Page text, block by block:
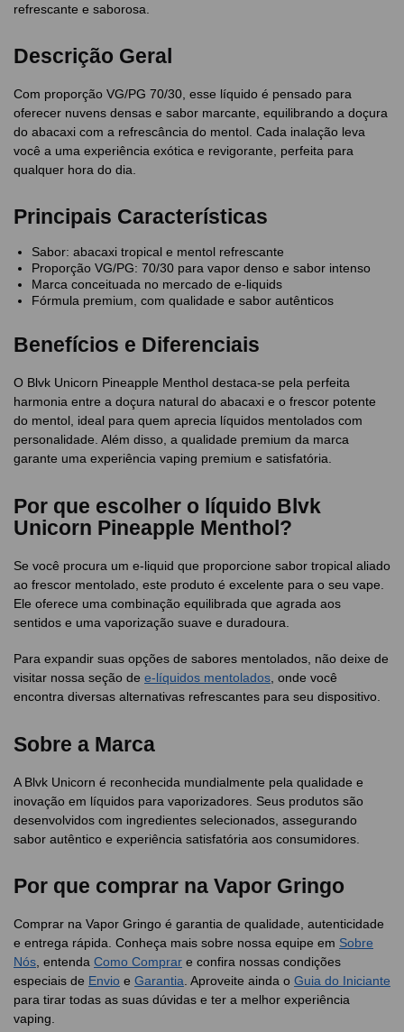
refrescante e saborosa.
Descrição Geral
Com proporção VG/PG 70/30, esse líquido é pensado para
oferecer nuvens densas e sabor marcante, equilibrando a doçura
do abacaxi com a refrescância do mentol. Cada inalação leva
você a uma experiência exótica e revigorante, perfeita para
qualquer hora do dia.
Principais Características
Sabor: abacaxi tropical e mentol refrescante
Proporção VG/PG: 70/30 para vapor denso e sabor intenso
Marca conceituada no mercado de e-liquids
Fórmula premium, com qualidade e sabor autênticos
Benefícios e Diferenciais
O Blvk Unicorn Pineapple Menthol destaca-se pela perfeita
harmonia entre a doçura natural do abacaxi e o frescor potente
do mentol, ideal para quem aprecia líquidos mentolados com
personalidade. Além disso, a qualidade premium da marca
garante uma experiência vaping premium e satisfatória.
Por que escolher o líquido Blvk
Unicorn Pineapple Menthol?
Se você procura um e-liquid que proporcione sabor tropical aliado
ao frescor mentolado, este produto é excelente para o seu vape.
Ele oferece uma combinação equilibrada que agrada aos
sentidos e uma vaporização suave e duradoura.
Para expandir suas opções de sabores mentolados, não deixe de
visitar nossa seção de e-líquidos mentolados, onde você
encontra diversas alternativas refrescantes para seu dispositivo.
Sobre a Marca
A Blvk Unicorn é reconhecida mundialmente pela qualidade e
inovação em líquidos para vaporizadores. Seus produtos são
desenvolvidos com ingredientes selecionados, assegurando
sabor autêntico e experiência satisfatória aos consumidores.
Por que comprar na Vapor Gringo
Comprar na Vapor Gringo é garantia de qualidade, autenticidade
e entrega rápida. Conheça mais sobre nossa equipe em Sobre
Nós , entenda Como Comprar e confira nossas condições
especiais de Envio e Garantia . Aproveite ainda o Guia do Iniciante
para tirar todas as suas dúvidas e ter a melhor experiência
vaping.